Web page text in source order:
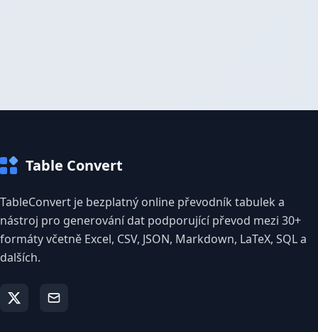
Table Convert
TableConvert je bezplatný online převodník tabulek a
nástroj pro generování dat podporující převod mezi 30+
formáty včetně Excel, CSV, JSON, Markdown, LaTeX, SQL a
dalších.